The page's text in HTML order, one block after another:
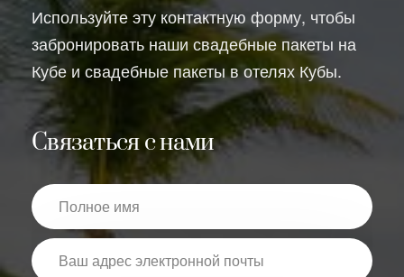
Используйте эту контактную форму, чтобы
забронировать наши свадебные пакеты на
Кубе и свадебные пакеты в отелях Кубы.
Связаться с нами